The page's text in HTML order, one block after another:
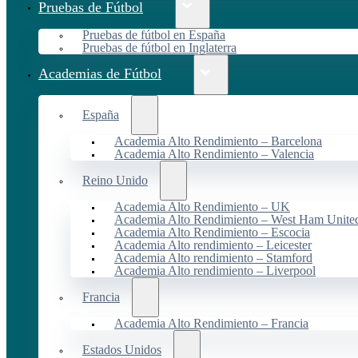
Pruebas de Fútbol
Pruebas de fútbol en España
Pruebas de fútbol en Inglaterra
Academias de Fútbol
España
Academia Alto Rendimiento – Barcelona
Academia Alto Rendimiento – Valencia
Reino Unido
Academia Alto Rendimiento – UK
Academia Alto Rendimiento – West Ham
Academia Alto Rendimiento – Escocia
Academia Alto rendimiento – Leicester
Academia Alto rendimiento – Stamford
Academia Alto rendimiento – Liverpool
Francia
Academia Alto Rendimiento – Francia
Estados Unidos